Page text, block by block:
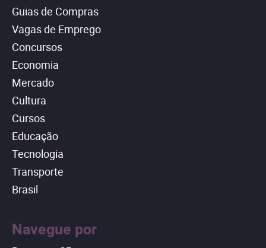
Guias de Compras
Vagas de Emprego
Concursos
Economia
Mercado
Cultura
Cursos
Educação
Tecnologia
Transporte
Brasil
Navegue por